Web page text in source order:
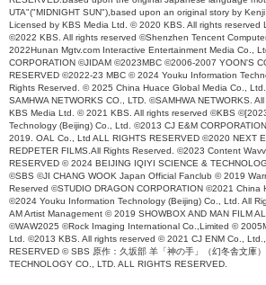
UTA"("MIDNIGHT SUN"),based upon an original story by
Licensed by KBS Media Ltd. © 2020 KBS. All rights reserved
©2022 KBS. All rights reserved ©Shenzhen Tencent
2022Hunan Mgtv.com Interactive Entertainment Media Co.,
CORPORATION ©JIDAM ©2023MBC ©2006-2007 YOON'S
RESERVED ©2022-23 MBC © 2024 Youku Information
Rights Reserved. © 2025 China Huace Global Media Co.,
SAMHWA NETWORKS CO., LTD. ©SAMHWA NETWORKS.
KBS Media Ltd. © 2021 KBS. All rights reserved ©KBS
Technology (Beijing) Co., Ltd. ©2013 CJ E&M
2019. OAL Co., Ltd ALL RIGHTS RESERVED ©2020 NEXT
REDPETER FILMS.All Rights Reserved. ©2023 Content
RESERVED © 2024 BEIJING IQIYI SCIENCE &
©SBS ©JI CHANG WOOK Japan Official Fanclub © 2019
Reserved ©STUDIO DRAGON CORPORATION ©2021 China
©2024 Youku Information Technology (Beijing) Co., Ltd. All
AM Artist Management © 2019 SHOWBOX AND MAN FILM
©WAW2025 ©Rock Imaging International Co.,Limited ©
Ltd. ©2013 KBS. All rights reserved © 2021 CJ ENM Co.,
RESERVED © SBS 原作：久坂部 羊「神の手」（幻冬舎文庫
TECHNOLOGY CO., LTD. ALL RIGHTS RESERVED.